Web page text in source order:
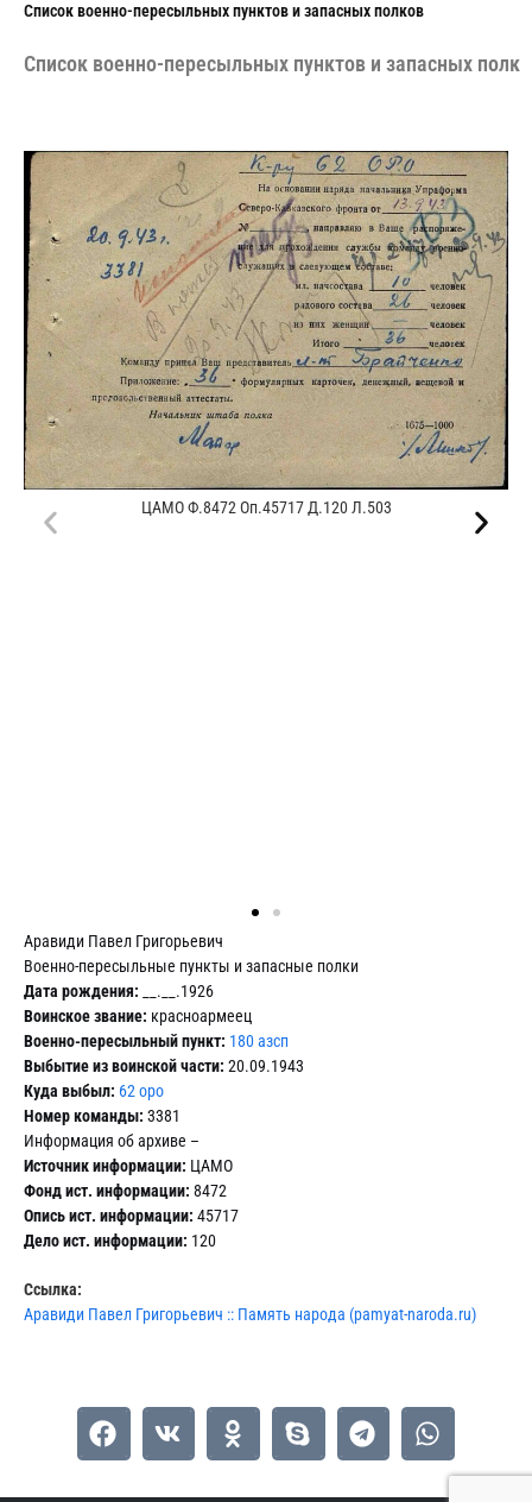
Cписок военно-пересыльных пунктов и запасных полков
Cписок военно-пересыльных пунктов и запасных
ЦАМО Ф.8472 Оп.45717 Д.120 Л.503
Аравиди Павел Григорьевич
Военно-пересыльные пункты и запасные полки
Дата рождения: __.__.1926
Воинское звание: красноармеец
Военно-пересыльный пункт: 180 азсп
Выбытие из воинской части: 20.09.1943
Куда выбыл: 62 оро
Номер команды: 3381
Информация об архиве –
Источник информации: ЦАМО
Фонд ист. информации: 8472
Опись ист. информации: 45717
Дело ист. информации: 120
Ссылка:
Аравиди Павел Григорьевич :: Память народа (pamyat-naroda.ru)